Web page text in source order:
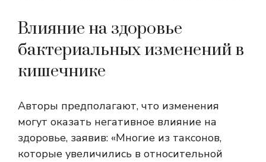
Влияние на здоровье
бактериальных изменений в
кишечнике
Авторы предполагают, что изменения
могут оказать негативное влияние на
здоровье, заявив: «Многие из таксонов,
которые увеличились в относительной